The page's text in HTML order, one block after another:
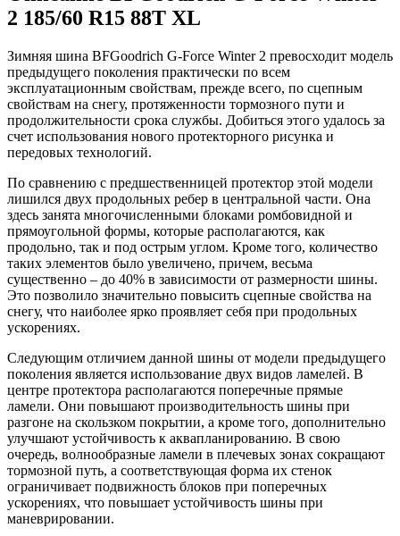
2 185/60 R15 88T XL
Зимняя шина BFGoodrich G-Force Winter 2 превосходит модель
предыдущего поколения практически по всем
эксплуатационным свойствам, прежде всего, по сцепным
свойствам на снегу, протяженности тормозного пути и
продолжительности срока службы. Добиться этого удалось за
счет использования нового протекторного рисунка и
передовых технологий.
По сравнению с предшественницей протектор этой модели
лишился двух продольных ребер в центральной части. Она
здесь занята многочисленными блоками ромбовидной и
прямоугольной формы, которые располагаются, как
продольно, так и под острым углом. Кроме того, количество
таких элементов было увеличено, причем, весьма
существенно – до 40% в зависимости от размерности шины.
Это позволило значительно повысить сцепные свойства на
снегу, что наиболее ярко проявляет себя при продольных
ускорениях.
Следующим отличием данной шины от модели предыдущего
поколения является использование двух видов ламелей. В
центре протектора располагаются поперечные прямые
ламели. Они повышают производительность шины при
разгоне на скользком покрытии, а кроме того, дополнительно
улучшают устойчивость к аквапланированию. В свою
очередь, волнообразные ламели в плечевых зонах сокращают
тормозной путь, а соответствующая форма их стенок
ограничивает подвижность блоков при поперечных
ускорениях, что повышает устойчивость шины при
маневрировании.